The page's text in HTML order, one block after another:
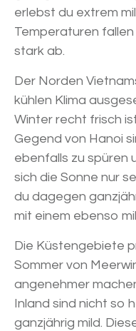
erlebst du extrem
Temperaturen
stark ab.
Der Norden
kühlen Klima
Winter recht frisch
Gegend von Hanoi
ebenfalls zu spüren
sich die Sonne nur
du dagegen
mit einem ebenso
Die Küstengebiete
Sommer von
angenehmer
Inland sind nicht so
ganzjährig mild.